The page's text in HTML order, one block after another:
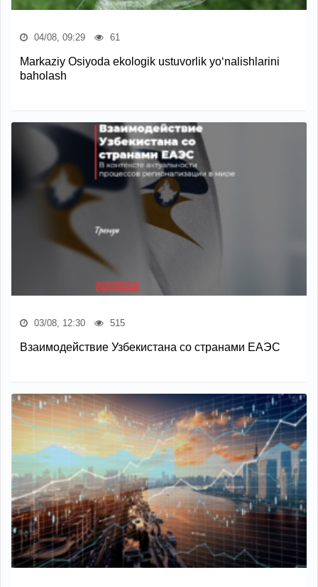
04/08, 09:29 61
Markaziy Osiyoda ekologik ustuvorlik yo‘nalishlarini
baholash
03/08, 12:30 515
Взаимодействие Узбекистана со странами ЕАЭС